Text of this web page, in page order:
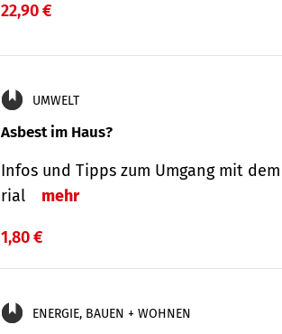
22,90 €
UMWELT
Asbest im Haus?
Infos und Tipps zum Um­gang mit
rial
mehr
1,80 €
ENERGIE, BAUEN + WOHNEN